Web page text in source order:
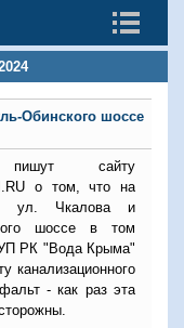
Обинского шоссе
пишут сайту
о том, что на
ул. Чкалова и
шоссе в том
РК "Вода Крыма"
канализационного
- как раз эта